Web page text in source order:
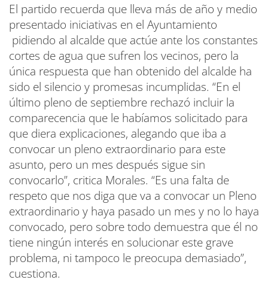
El partido recuerda que lleva más de año y medio
presentado iniciativas en el Ayuntamiento
pidiendo al alcalde que actúe ante los constantes
cortes de agua que sufren los vecinos, pero la
única respuesta que han obtenido del alcalde ha
sido el silencio y promesas incumplidas. “En el
último pleno de septiembre rechazó incluir la
comparecencia que le habíamos solicitado para
que diera explicaciones, alegando que iba a
convocar un pleno extraordinario para este
asunto, pero un mes después sigue sin
convocarlo”, critica Morales. “Es una falta de
respeto que nos diga que va a convocar un Pleno
extraordinario y haya pasado un mes y no lo haya
convocado, pero sobre todo demuestra que él no
tiene ningún interés en solucionar este grave
problema, ni tampoco le preocupa demasiado”,
cuestiona.